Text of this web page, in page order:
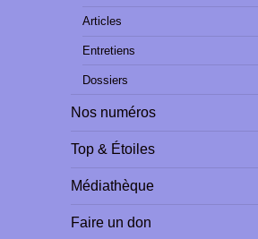
Articles
Entretiens
Dossiers
Nos numéros
Top & Étoiles
Médiathèque
Faire un don